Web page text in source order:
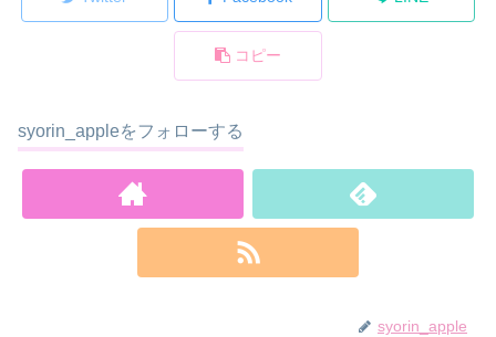
コピー
syorin_appleをフォローする
syorin_apple